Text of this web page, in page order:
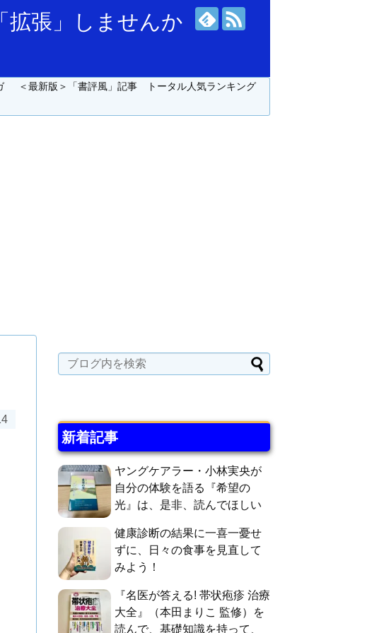
拡張」しませんか
＜最新版＞「書評風」記事 トータル人気ランキング
新着記事
ヤングケアラー・小林実央が
自分の体験を語る『希望の
光』は、是非、読んでほしい
健康診断の結果に一喜一憂せ
ずに、日々の食事を見直して
みよう！
『名医が答える! 帯状疱疹 治療
大全』（本田まりこ 監修）を
読んで、基礎知識を持って、